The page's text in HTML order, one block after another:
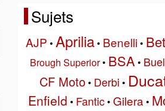
Sujets
AJP • Aprilia• Benelli•
Brough Superior• BSA •
CF Moto• Derbi •
Enfield • Fantic• Gilera •